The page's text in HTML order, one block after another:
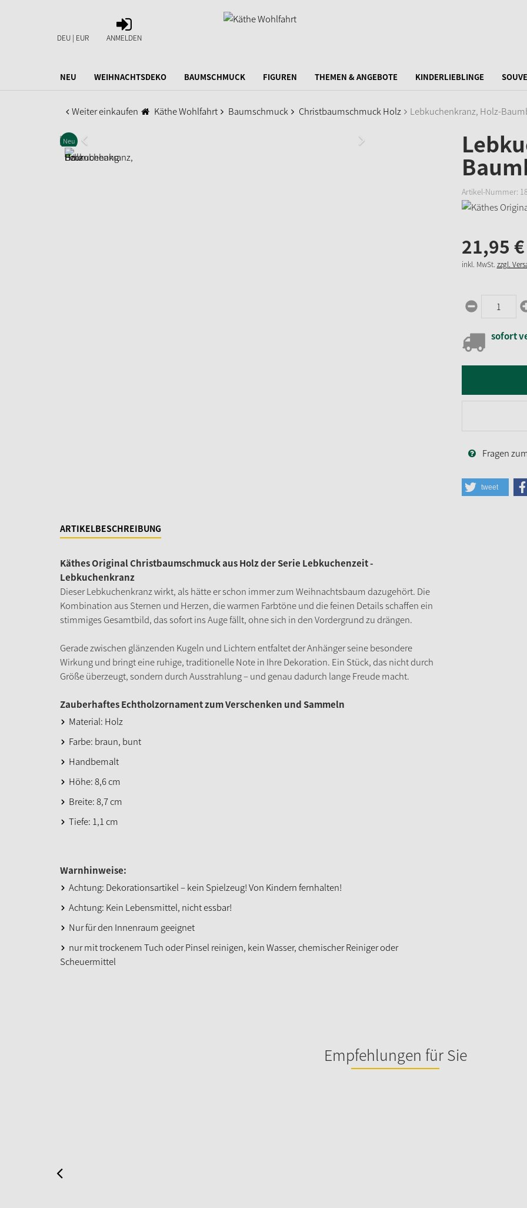
DEU | EUR
ANMELDEN
ANMELDEN
NEU WEIHNACHTSDEKO BAUMSCHMUCK FIGUREN THEMEN & ANGEBOTE KINDERLIEBLINGE
Weiter einkaufen Käthe Wohlfahrt Baumschmuck Christbaumschmuck Holz Lebkuchenkranz, Holz-
Neu
Artikel-Nummer:
21,95 €
inkl. MwSt. zzgl.
sofort
Fragen
tweet
ARTIKELBESCHREIBUNG
Käthes Original Christbaumschmuck aus Holz der Serie Lebkuchenzeit -
Lebkuchenkranz
Dieser Lebkuchenkranz wirkt, als hätte er schon immer zum Weihnachtsbaum dazugehört. Die
Kombination aus Sternen und Herzen, die warmen Farbtöne und die feinen Details schaffen ein
stimmiges Gesamtbild, das sofort ins Auge fällt, ohne sich in den Vordergrund zu drängen.
Gerade zwischen glänzenden Kugeln und Lichtern entfaltet der Anhänger seine besondere
Wirkung und bringt eine ruhige, traditionelle Note in Ihre Dekoration. Ein Stück, das nicht durch
Größe überzeugt, sondern durch Ausstrahlung – und genau dadurch lange Freude macht.
Zauberhaftes Echtholzornament zum Verschenken und Sammeln
Material: Holz
Farbe: braun, bunt
Handbemalt
Höhe: 8,6 cm
Breite: 8,7 cm
Tiefe: 1,1 cm
Warnhinweise:
Achtung: Dekorationsartikel – kein Spielzeug! Von Kindern fernhalten!
Achtung: Kein Lebensmittel, nicht essbar!
Nur für den Innenraum geeignet
nur mit trockenem Tuch oder Pinsel reinigen, kein Wasser, chemischer Reiniger oder
Scheuermittel
Empfehlungen für Sie